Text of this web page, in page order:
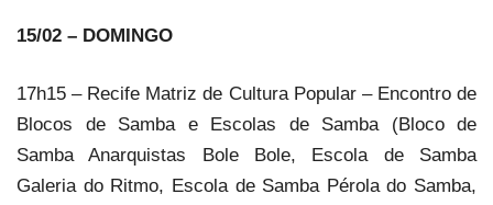
15/02 – DOMINGO
17h15 – Recife Matriz de Cultura Popular – Encontro de
Blocos de Samba e Escolas de Samba (Bloco de
Samba Anarquistas Bole Bole, Escola de Samba
Galeria do Ritmo, Escola de Samba Pérola do Samba,